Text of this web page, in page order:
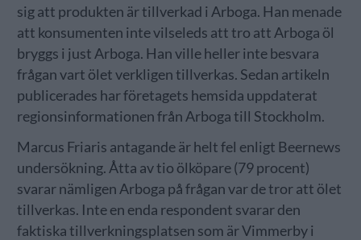
sig att produkten är tillverkad i Arboga. Han menade
att konsumenten inte vilseleds att tro att Arboga öl
bryggs i just Arboga. Han ville heller inte besvara
frågan vart ölet verkligen tillverkas. Sedan artikeln
publicerades har företagets hemsida uppdaterat
regionsinformationen från Arboga till Stockholm.
Marcus Friaris antagande är helt fel enligt Beernews
undersökning. Åtta av tio ölköpare (79 procent)
svarar nämligen Arboga på frågan var de tror att ölet
tillverkas. Inte en enda respondent svarar den
faktiska tillverkningsplatsen som är Vimmerby i